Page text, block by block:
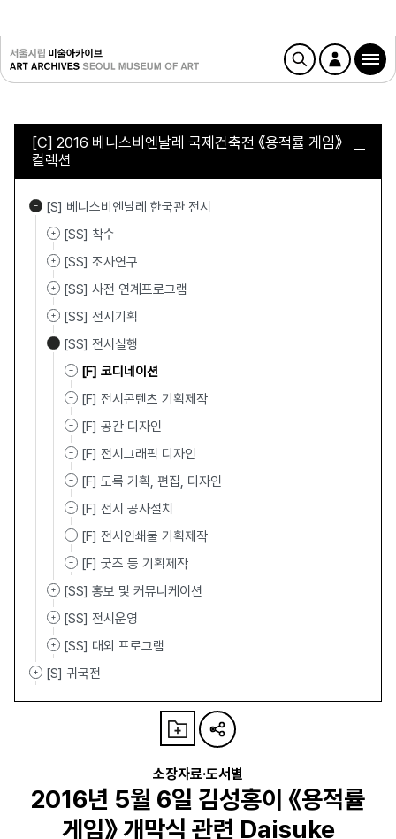
[C] 2016 베니스비엔날레 국제건축전 《용적률 게임》
컬렉션
[S] 베니스비엔날레 한국관 전시
[SS] 착수
[SS] 조사연구
[SS] 사전 연계프로그램
[SS] 전시기획
[SS] 전시실행
[F] 코디네이션
[F] 전시콘텐츠 기획제작
[F] 공간 디자인
[F] 전시그래픽 디자인
[F] 도록 기획, 편집, 디자인
[F] 전시 공사설치
[F] 전시인쇄물 기획제작
[F] 굿즈 등 기획제작
[SS] 홍보 및 커뮤니케이션
[SS] 전시운영
[SS] 대외 프로그램
[S] 귀국전
소장자료·도서별
2016년 5월 6일 김성홍이 《용적률
게임》 개막식 관련 Daisuke